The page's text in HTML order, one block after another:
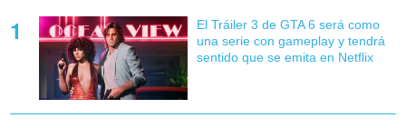
El Tráiler 3 de GTA 6 será como
una serie con gameplay y tendrá
sentido que se emita en Netflix